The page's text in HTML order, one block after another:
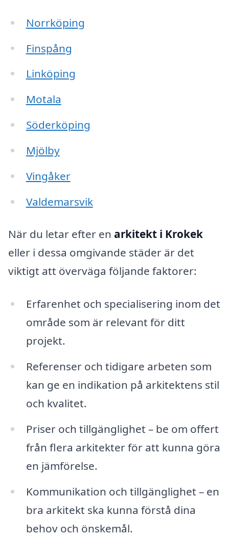
Norrköping
Finspång
Linköping
Motala
Söderköping
Mjölby
Vingåker
Valdemarsvik
När du letar efter en arkitekt i Krokek
eller i dessa omgivande städer är det
viktigt att överväga följande faktorer:
Erfarenhet och specialisering inom det
område som är relevant för ditt
projekt.
Referenser och tidigare arbeten som
kan ge en indikation på arkitektens stil
och kvalitet.
Priser och tillgänglighet – be om offert
från flera arkitekter för att kunna göra
en jämförelse.
Kommunikation och tillgänglighet – en
bra arkitekt ska kunna förstå dina
behov och önskemål.